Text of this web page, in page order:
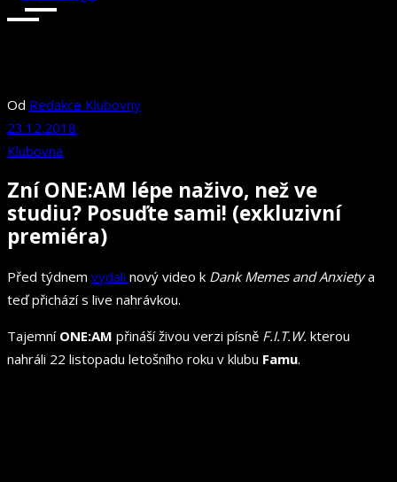
Od Redakce Klubovny
23.12.2018
Klubovna
Zní ONE:AM lépe naživo, než ve
studiu? Posuďte sami! (exkluzivní
premiéra)
Před týdnem vydali nový video k Dank Memes and Anxietya
teď přichází s live nahrávkou.
Tajemní ONE:AM přináší živou verzi písně F.I.T.W. kterou
nahráli 22 listopadu letošního roku v klubu Famu.